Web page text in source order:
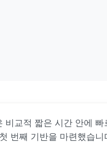
비교적 짧은 시간 안에
번째 기반을 마련했습니